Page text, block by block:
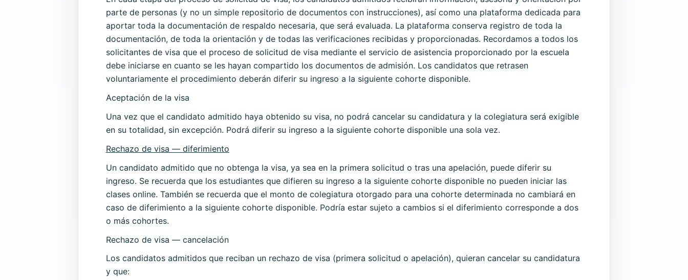
parte de personas (y no un simple repositorio de documentos con instrucciones), así como una plataforma dedicada para
aportar toda la documentación de respaldo necesaria, que será evaluada. La plataforma conserva registro de toda la
documentación, de toda la orientación y de todas las verificaciones recibidas y proporcionadas. Recordamos a todos los
solicitantes de visa que el proceso de solicitud de visa mediante el servicio de asistencia proporcionado por la escuela
debe iniciarse en cuanto se les hayan compartido los documentos de admisión. Los candidatos que retrasen
voluntariamente el procedimiento deberán diferir su ingreso a la siguiente cohorte disponible.
Aceptación de la visa
Una vez que el candidato admitido haya obtenido su visa, no podrá cancelar su candidatura y la colegiatura será exigible
en su totalidad, sin excepción. Podrá diferir su ingreso a la siguiente cohorte disponible una sola vez.
Rechazo de visa — diferimiento
Un candidato admitido que no obtenga la visa, ya sea en la primera solicitud o tras una apelación, puede diferir su
ingreso. Se recuerda que los estudiantes que difieren su ingreso a la siguiente cohorte disponible no pueden iniciar las
clases online. También se recuerda que el monto de colegiatura otorgado para una cohorte determinada no cambiará en
caso de diferimiento a la siguiente cohorte disponible. Podría estar sujeto a cambios si el diferimiento corresponde a dos
o más cohortes.
Rechazo de visa — cancelación
Los candidatos admitidos que reciban un rechazo de visa (primera solicitud o apelación), quieran cancelar su candidatura
y que: